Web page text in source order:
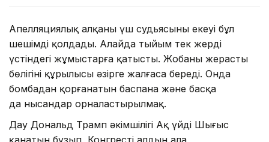
Апелляциялық алқаның үш судьясының екеуі бұл
шешімді қолдады. Алайда тыйым тек жердің
үстіндегі жұмыстарға қатысты. Жобаның жерасты
бөлігінің құрылысы әзірге жалғаса береді. Онда
бомбадан қорғанатын баспана және басқа
да нысандар орналастырылмақ.
Дау Дональд Трамп әкімшілігі Ақ үйдің Шығыс
қанатын бұзып, Конгрестің алдын ала